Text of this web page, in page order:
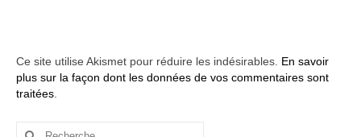
Ce site utilise Akismet pour réduire les indésirables. En savoir
plus sur la façon dont les données de vos commentaires sont
traitées
Rechercher